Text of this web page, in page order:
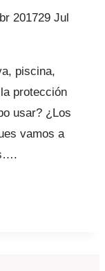
201729 Jul
piscina,
protección
usar? ¿Los
vamos a